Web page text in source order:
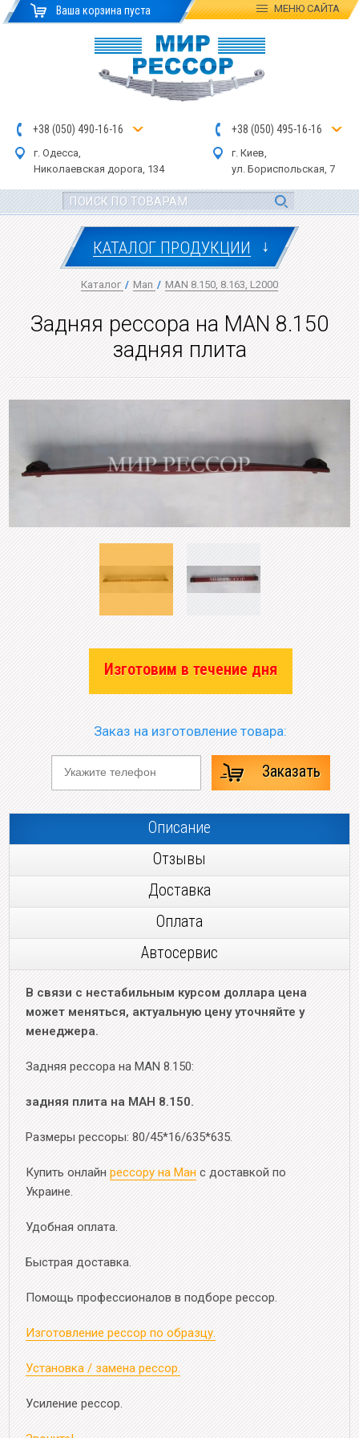
Ваша корзина пуста МЕНЮСАЙТА
+38 (050) 490-16-16
г. Одесса,
Николаевская дорога, 134
+38 (050) 495-16-16
г. Киев,
ул. Бориспольская, 7
КАТАЛОГ ПРОДУКЦИИ ↓
Каталог / Man / MAN 8.150, 8.163, L2000
Задняя рессора на MAN 8.150
задняя плита
Изготовим в течение дня
Заказ на изготовление товара:
Заказать
Описание
Отзывы
Доставка
Оплата
Автосервис
В связи с нестабильным курсом доллара цена
может меняться, актуальную цену уточняйте у
менеджера.
Задняя рессора на MAN 8.150:
задняя плита на МАН 8.150.
Размеры рессоры: 80/45*16/635*635.
Купить онлайн рессору на Ман с доставкой по
Украине.
Удобная оплата.
Быстрая доставка.
Помощь профессионалов в подборе рессор.
Изготовление рессор по образцу.
Установка / замена рессор.
Усиление рессор.